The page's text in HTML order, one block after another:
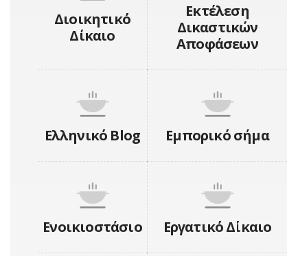
Διοικητικό
Δίκαιο
Εκτέλεση
Δικαστικών
Αποφάσεων
Ελληνικό Blog Εμπορικό σήμα
Ενοικιοστάσιο Εργατικό Δίκαιο